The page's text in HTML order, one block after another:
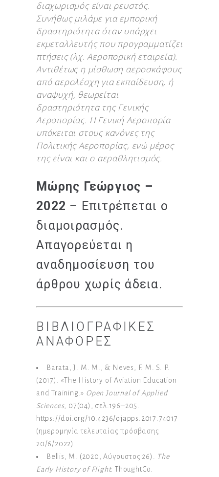
διαχωρισμός είναι ρευστός.
Συνήθως μιλάμε για εμπορική
δραστηριότητα όταν υπάρχει
εκμεταλλευτής που προγραμματίζει
πτήσεις (λχ. Αεροπορική εταιρεία).
Αντιθέτως η μίσθωση αεροσκάφους
από αερολέσχη για εκπαίδευση, ή
αναψυχή, θεωρείται
δραστηριότητα της Γενικής
Αεροπορίας. Η Γενική Αεροπορία
υπόκειται στους κανόνες της
Πολιτικής Αεροπορίας, ενώ μέρος
της είναι και ο αεραθλητισμός.
Μώρης Γεώργιος –
2022 – Επιτρέπεται ο
διαμοιρασμός.
Απαγορεύεται η
αναδημοσίευση του
άρθρου χωρίς άδεια.
ΒΙΒΛΙΟΓΡΑΦΙΚΈΣ
ΑΝΑΦΟΡΈΣ
Barata, J. M. M., & Neves, F. M. S. P.
(2017). «The History of Aviation Education
and Training.» Open Journal of Applied
Sciences, 07(04), σελ.196–205.
https://doi.org/10.4236/ojapps.2017.74017
(ημερομηνία τελευταίας πρόσβασης
20/6/2022)
Bellis, M. (2020, Αύγουστος 26).
The
Early History of Flight. ThoughtCo.